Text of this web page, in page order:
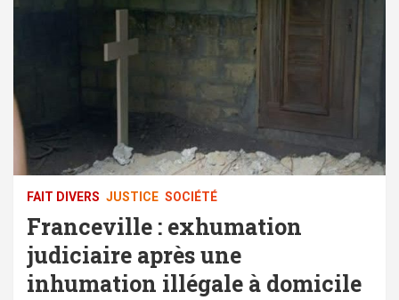
FAIT DIVERS JUSTICE SOCIÉTÉ
Franceville : exhumation
judiciaire après une
inhumation illégale à domicile